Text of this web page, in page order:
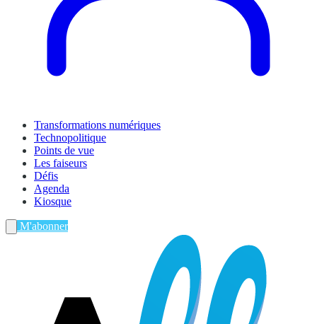
Transformations numériques
Technopolitique
Points de vue
Les faiseurs
Défis
Agenda
Kiosque
M'abonner